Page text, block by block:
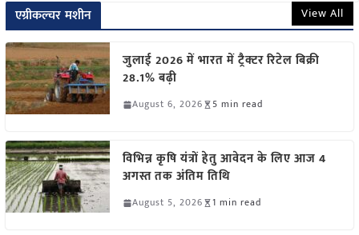
एग्रीकल्चर मशीन View All
जुलाई 2026 में भारत में ट्रैक्टर रिटेल बिक्री
28.1% बढ़ी
August 6, 2026 5 min read
विभिन्न कृषि यंत्रों हेतु आवेदन के लिए आज 4
अगस्त तक अंतिम तिथि
August 5, 2026 1 min read